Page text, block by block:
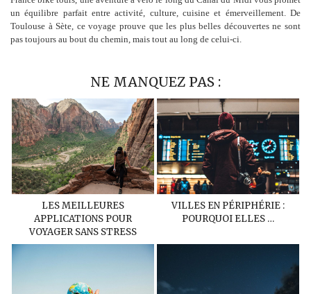
un équilibre parfait entre activité, culture, cuisine et émerveillement. De
Toulouse à Sète, ce voyage prouve que les plus belles découvertes ne sont
pas toujours au bout du chemin, mais tout au long de celui-ci.
NE MANQUEZ PAS :
LES MEILLEURES
APPLICATIONS POUR
VOYAGER SANS STRESS
VILLES EN PÉRIPHÉRIE :
POURQUOI ELLES …